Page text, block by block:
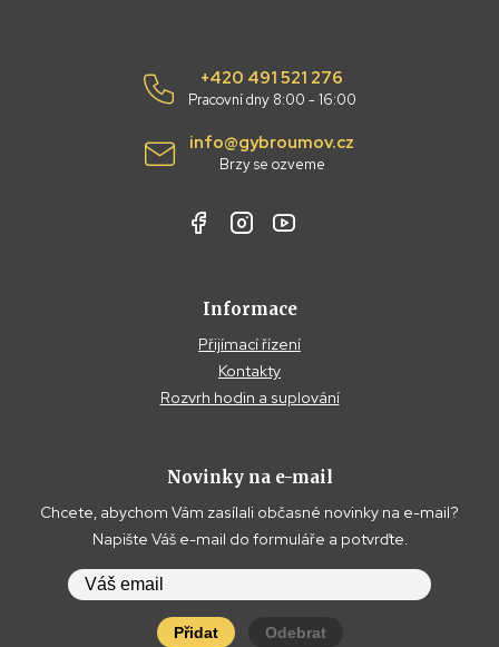
+420 491 521 276
Pracovní dny 8:00 - 16:00
info@gybroumov.cz
Brzy se ozveme
Informace
Přijímací řízení
Kontakty
Rozvrh hodin a suplování
Novinky na e-mail
Chcete, abychom Vám zasílali občasné novinky na e-mail?
Napište Váš e-mail do formuláře a potvrďte.
Přidat Odebrat